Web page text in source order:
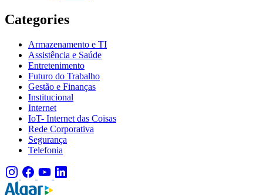
Categories
Armazenamento e TI
Assistência e Saúde
Entretenimento
Futuro do Trabalho
Gestão e Finanças
Institucional
Internet
IoT- Internet das Coisas
Rede Corporativa
Segurança
Telefonia